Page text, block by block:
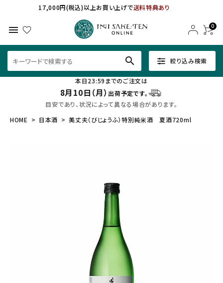
17,000円(税込)以上お買い上げで送料特典あり
menu 0
絞り込み検索
search
本日23:59までのご注文は
8月10日（月） 出荷予定です。
目安であり、状況によって異なる場合があります。
HOME
日本酒 美丈夫（びじょうふ）特別純米酒 夏酒720ml